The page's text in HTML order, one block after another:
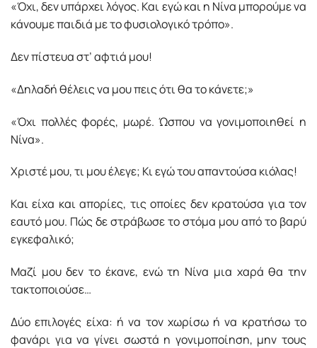
«Όχι, δεν υπάρχει λόγος. Και εγώ και η Νίνα μπορούμε να
κάνουμε παιδιά με το φυσιολογικό τρόπο».
Δεν πίστευα στ’ αφτιά μου!
«Δηλαδή θέλεις να μου πεις ότι θα το κάνετε;»
«Όχι πολλές φορές, μωρέ. Ώσπου να γονιμοποιηθεί η
Νίνα».
Χριστέ μου, τι μου έλεγε; Κι εγώ του απαντούσα κιόλας!
Και είχα και απορίες, τις οποίες δεν κρατούσα για τον
εαυτό μου. Πώς δε στράβωσε το στόμα μου από το βαρύ
εγκεφαλικό;
Μαζί μου δεν το έκανε, ενώ τη Νίνα μια χαρά θα την
τακτοποιούσε…
Δύο επιλογές είχα: ή να τον χωρίσω ή να κρατήσω το
φανάρι για να γίνει σωστά η γονιμοποίηση, μην τους